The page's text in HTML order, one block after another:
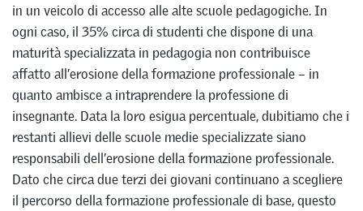
in un veicolo di accesso alle alte scuole pedagogiche. In
ogni caso, il 35% circa di studenti che dispone di una
maturità specializzata in pedagogia non contribuisce
affatto all’erosione della formazione professionale – in
quanto ambisce a intraprendere la professione di
insegnante. Data la loro esigua percentuale, dubitiamo che i
restanti allievi delle scuole medie specializzate siano
responsabili dell’erosione della formazione professionale.
Dato che circa due terzi dei giovani continuano a scegliere
il percorso della formazione professionale di base, questo